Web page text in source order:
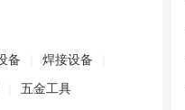
备 焊接设备
五金工具